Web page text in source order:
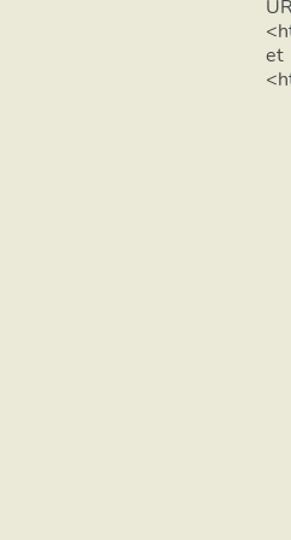
présentent l'établissement
général du patrimoine
phase d'opération
des personnels de ces
des services de la
du service de l'Inventaire
s'est poursuivi en 2013-
Serres (Aubenas, 07),
al. 2 du décret 2005-835 du 20
et